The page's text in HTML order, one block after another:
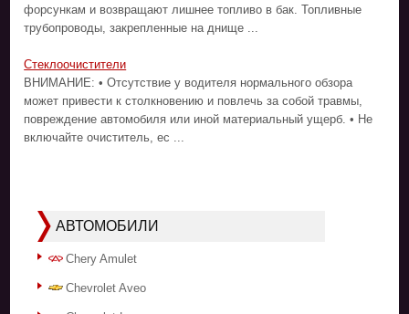
форсункам и возвращают лишнее топливо в бак. Топливные
трубопроводы, закрепленные на днище ...
Стеклоочистители
ВНИМАНИЕ: • Отсутствие у водителя нормального обзора
может привести к столкновению и повлечь за собой травмы,
повреждение автомобиля или иной материальный ущерб. • Не
включайте очиститель, ес ...
АВТОМОБИЛИ
Chery Amulet
Chevrolet Aveo